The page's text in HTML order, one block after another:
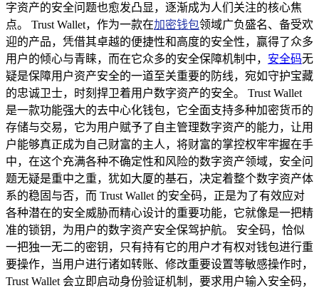
字资产的安全问题也愈发凸显，逐渐成为人们关注的核心焦
点。 Trust Wallet，作为一款在加密钱包领域广负盛名、备受欢
迎的产品，凭借其卓越的便捷性和高度的安全性，赢得了众多
用户的倾心与青睐，而在它众多的安全保障机制中， 安全码无
疑是保障用户资产安全的一道至关重要的防线，宛如守护宝藏
的忠诚卫士，时刻捍卫着用户数字资产的安全。 Trust Wallet
是一款功能强大的去中心化钱包，它全面支持多种加密货币的
存储与交易，它为用户赋予了自主管理数字资产的能力，让用
户能够真正成为自己财富的主人，将财富的掌控权牢牢握在手
中，在这个充满各种不确定性和风险的数字资产领域，安全问
题无疑是重中之重，犹如大厦的基石，决定着整个数字资产体
系的稳固与否，而 Trust Wallet 的安全码，正是为了有效应对
各种潜在的安全威胁而精心设计的重要功能，它就像是一把精
准的锁钥，为用户的数字资产安全保驾护航。 安全码，恰似
一把独一无二的密钥，只有持有它的用户才有权对钱包进行重
要操作，当用户进行诸如转账、修改重要设置等敏感操作时，
Trust Wallet 会立即启动身份验证机制，要求用户输入安全码，